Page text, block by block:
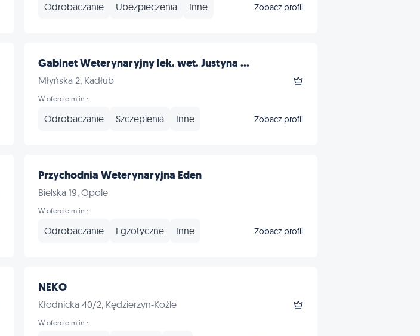
Odrobaczanie Ubezpieczenia Inne Zobacz profil
Gabinet Weterynaryjny lek. wet. Justyna ...
Młyńska 2, Kadłub
W ofercie m.in.:
Odrobaczanie Szczepienia Inne Zobacz profil
Przychodnia Weterynaryjna Eden
Bielska 19, Opole
W ofercie m.in.:
Odrobaczanie Egzotyczne Inne Zobacz profil
NEKO
Kłodnicka 40/2, Kędzierzyn-Koźle
W ofercie m.in.: